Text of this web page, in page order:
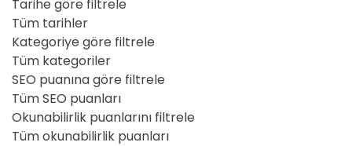
Tarihe göre filtrele
Tüm tarihler
Kategoriye göre filtrele
Tüm kategoriler
SEO puanına göre filtrele
Tüm SEO puanları
Okunabilirlik puanlarını filtrele
Tüm okunabilirlik puanları